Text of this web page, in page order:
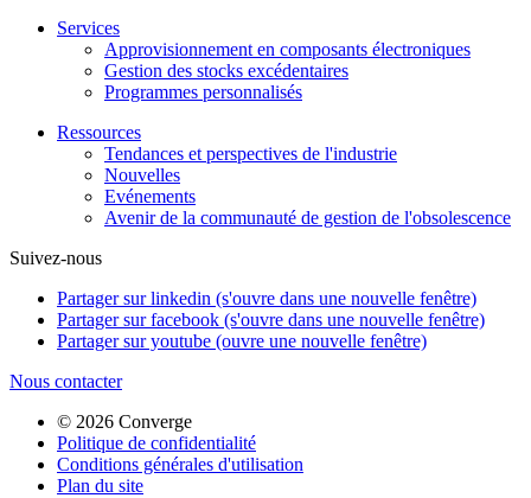
Services
Approvisionnement en composants électroniques
Gestion des stocks excédentaires
Programmes personnalisés
Ressources
Tendances et perspectives de l'industrie
Nouvelles
Evénements
Avenir de la communauté de gestion de l'obsolescence
Suivez-nous
Partager sur linkedin (s'ouvre dans une nouvelle fenêtre)
Partager sur facebook (s'ouvre dans une nouvelle fenêtre)
Partager sur youtube (ouvre une nouvelle fenêtre)
Nous contacter
© 2026 Converge
Politique de confidentialité
Conditions générales d'utilisation
Plan du site